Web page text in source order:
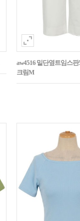
aw4516 밑단옆트임스판
크림M